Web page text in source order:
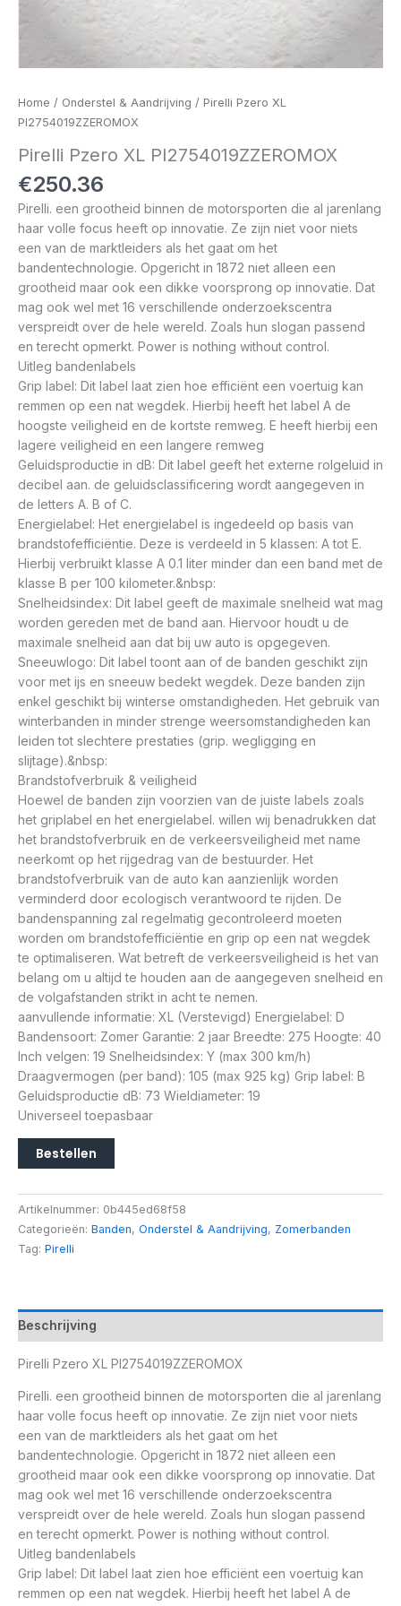
Home / Onderstel & Aandrijving / Pirelli Pzero XL
PI2754019ZZEROMOX
Pirelli Pzero XL PI2754019ZZEROMOX
€250.36
Pirelli. een grootheid binnen de motorsporten die al jarenlang
haar volle focus heeft op innovatie. Ze zijn niet voor niets
een van de marktleiders als het gaat om het
bandentechnologie. Opgericht in 1872 niet alleen een
grootheid maar ook een dikke voorsprong op innovatie. Dat
mag ook wel met 16 verschillende onderzoekscentra
verspreidt over de hele wereld. Zoals hun slogan passend
en terecht opmerkt. Power is nothing without control.
Uitleg bandenlabels
Grip label: Dit label laat zien hoe efficiënt een voertuig kan
remmen op een nat wegdek. Hierbij heeft het label A de
hoogste veiligheid en de kortste remweg. E heeft hierbij een
lagere veiligheid en een langere remweg
Geluidsproductie in dB: Dit label geeft het externe rolgeluid in
decibel aan. de geluidsclassificering wordt aangegeven in
de letters A. B of C.
Energielabel: Het energielabel is ingedeeld op basis van
brandstofefficiëntie. Deze is verdeeld in 5 klassen: A tot E.
Hierbij verbruikt klasse A 0.1 liter minder dan een band met de
klasse B per 100 kilometer.&nbsp:
Snelheidsindex: Dit label geeft de maximale snelheid wat mag
worden gereden met de band aan. Hiervoor houdt u de
maximale snelheid aan dat bij uw auto is opgegeven.
Sneeuwlogo: Dit label toont aan of de banden geschikt zijn
voor met ijs en sneeuw bedekt wegdek. Deze banden zijn
enkel geschikt bij winterse omstandigheden. Het gebruik van
winterbanden in minder strenge weersomstandigheden kan
leiden tot slechtere prestaties (grip. wegligging en
slijtage).&nbsp:
Brandstofverbruik & veiligheid
Hoewel de banden zijn voorzien van de juiste labels zoals
het griplabel en het energielabel. willen wij benadrukken dat
het brandstofverbruik en de verkeersveiligheid met name
neerkomt op het rijgedrag van de bestuurder. Het
brandstofverbruik van de auto kan aanzienlijk worden
verminderd door ecologisch verantwoord te rijden. De
bandenspanning zal regelmatig gecontroleerd moeten
worden om brandstofefficiëntie en grip op een nat wegdek
te optimaliseren. Wat betreft de verkeersveiligheid is het van
belang om u altijd te houden aan de aangegeven snelheid en
de volgafstanden strikt in acht te nemen.
aanvullende informatie: XL (Verstevigd) Energielabel: D
Bandensoort: Zomer Garantie: 2 jaar Breedte: 275 Hoogte: 40
Inch velgen: 19 Snelheidsindex: Y (max 300 km/h)
Draagvermogen (per band): 105 (max 925 kg) Grip label: B
Geluidsproductie dB: 73 Wieldiameter: 19
Universeel toepasbaar
Bestellen
Artikelnummer: 0b445ed68f58
Categorieën: Banden, Onderstel & Aandrijving, Zomerbanden
Tag: Pirelli
Beschrijving
Pirelli Pzero XL PI2754019ZZEROMOX
Pirelli. een grootheid binnen de motorsporten die al jarenlang
haar volle focus heeft op innovatie. Ze zijn niet voor niets
een van de marktleiders als het gaat om het
bandentechnologie. Opgericht in 1872 niet alleen een
grootheid maar ook een dikke voorsprong op innovatie. Dat
mag ook wel met 16 verschillende onderzoekscentra
verspreidt over de hele wereld. Zoals hun slogan passend
en terecht opmerkt. Power is nothing without control.
Uitleg bandenlabels
Grip label: Dit label laat zien hoe efficiënt een voertuig kan
remmen op een nat wegdek. Hierbij heeft het label A de